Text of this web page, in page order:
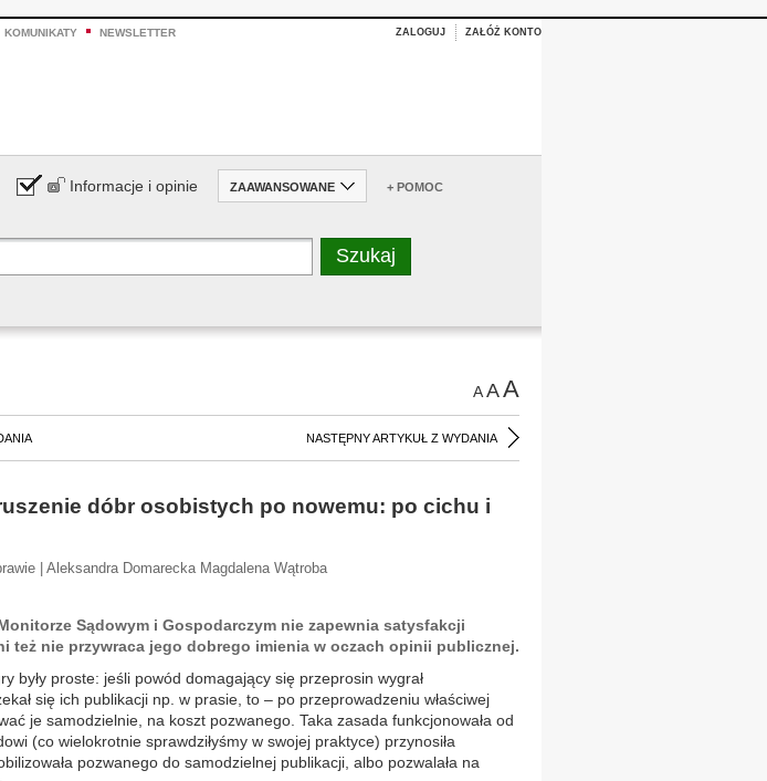
KOMUNIKATY NEWSLETTER ZALOGUJ ZAŁÓŻ KONTO
Informacje i opinie ZAAWANSOWANE + POMOC
AAA
NASTĘPNY ARTYKUŁ Z WYDANIA
dóbr osobistych po nowemu: po cichu i
| Aleksandra Domarecka Magdalena Wątroba
Sądowym i Gospodarczym nie zapewnia satysfakcji
też nie przywraca jego dobrego imienia w oczach opinii publicznej.
były proste: jeśli powód domagający się przeprosin wygrał
się ich publikacji np. w prasie, to – po przeprowadzeniu właściwej
je samodzielnie, na koszt pozwanego. Taka zasada funkcjonowała od
(co wielokrotnie sprawdziłyśmy w swojej praktyce) przynosiła
pozwanego do samodzielnej publikacji, albo pozwalała na